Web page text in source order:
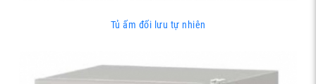
Tủ ấm đối lưu tự nhiên